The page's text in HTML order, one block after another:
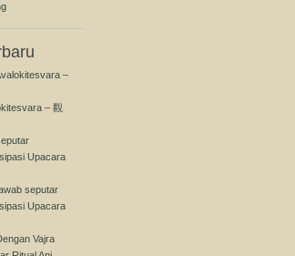
–
– 觀
Upacara
seputar
Upacara
Vajra